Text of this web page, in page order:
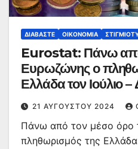
ΔΙΑΒΆΣΤΕ ΟΙΚΟΝΟΜΊΑ
Eurostat: Πάνω
Ευρωζώνης ο
Ελλάδα τον Ιούλιο –
στοιχεία
21 ΑΥΓΟΎΣΤΟΥ 2024
Πάνω από τον μέσο όρο
πληθωρισμός της